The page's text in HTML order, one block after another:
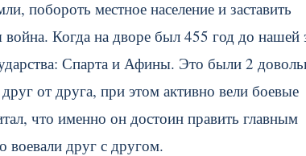
побороть местное население и заставить
война. Когда на дворе был 455 год до нашей
Спарта и Афины. Это были 2
от друга, при этом активно вели боевые
что именно он достоин править главным
друг с другом.